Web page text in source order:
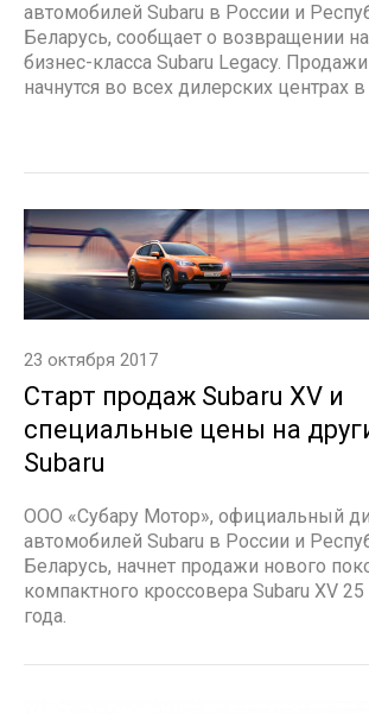
автомобилей Subaru в России и
Беларусь, сообщает о возвращении
бизнес-класса Subaru Legacy.
начнутся во всех дилерских центрах
23 октября 2017
Старт продаж Subaru XV и
специальные цены на
Subaru
ООО «Субару Мотор», официальный
автомобилей Subaru в России и
Беларусь, начнет продажи нового
компактного кроссовера Subaru XV
года.